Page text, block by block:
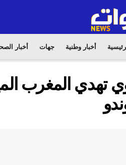
أخبار وطنية جهات أخبار
تهدي المغرب